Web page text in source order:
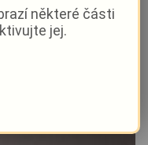
některé části
jej.